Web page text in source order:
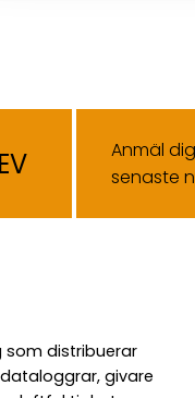
Anmäl
senaste
distribuerar
givare